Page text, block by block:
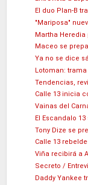
El duo Plan-B
"Mariposa"
Martha
Maceo se
Ya no se dice
Lotoman:
Tendencias,
Calle 13 inicia
Vainas del
El Escandalo
Tony Dize se
Calle 13
Viña recibirá a
Secreto /
Daddy Yankee